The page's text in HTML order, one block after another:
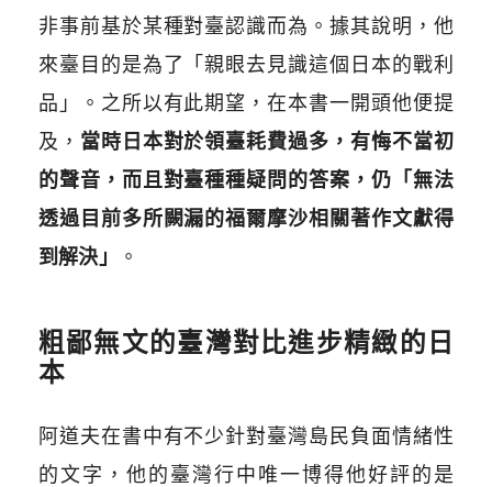
非事前基於某種對臺認識而為。據其說明，他
來臺目的是為了「親眼去見識這個日本的戰利
品」。之所以有此期望，在本書一開頭他便提
及， 當時日本對於領臺耗費過多，有悔不當初
的聲音，而且對臺種種疑問的答案，仍「無法
透過目前多所闕漏的福爾摩沙相關著作文獻得
到解決」
。
粗鄙無文的臺灣對比進步精緻的日
本
阿道夫在書中有不少針對臺灣島民負面情緒性
的文字，他的臺灣行中唯一博得他好評的是